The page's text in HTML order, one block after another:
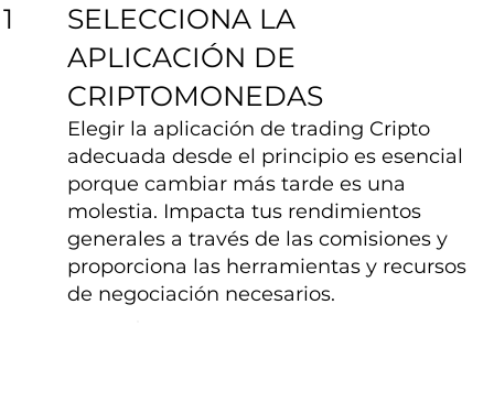
1
SELECCIONA LA
APLICACIÓN DE
CRIPTOMONEDAS
Elegir la aplicación de trading Cripto
adecuada desde el principio es esencial
porque cambiar más tarde es una
molestia. Impacta tus rendimientos
generales a través de las comisiones y
proporciona las herramientas y recursos
de negociación necesarios.